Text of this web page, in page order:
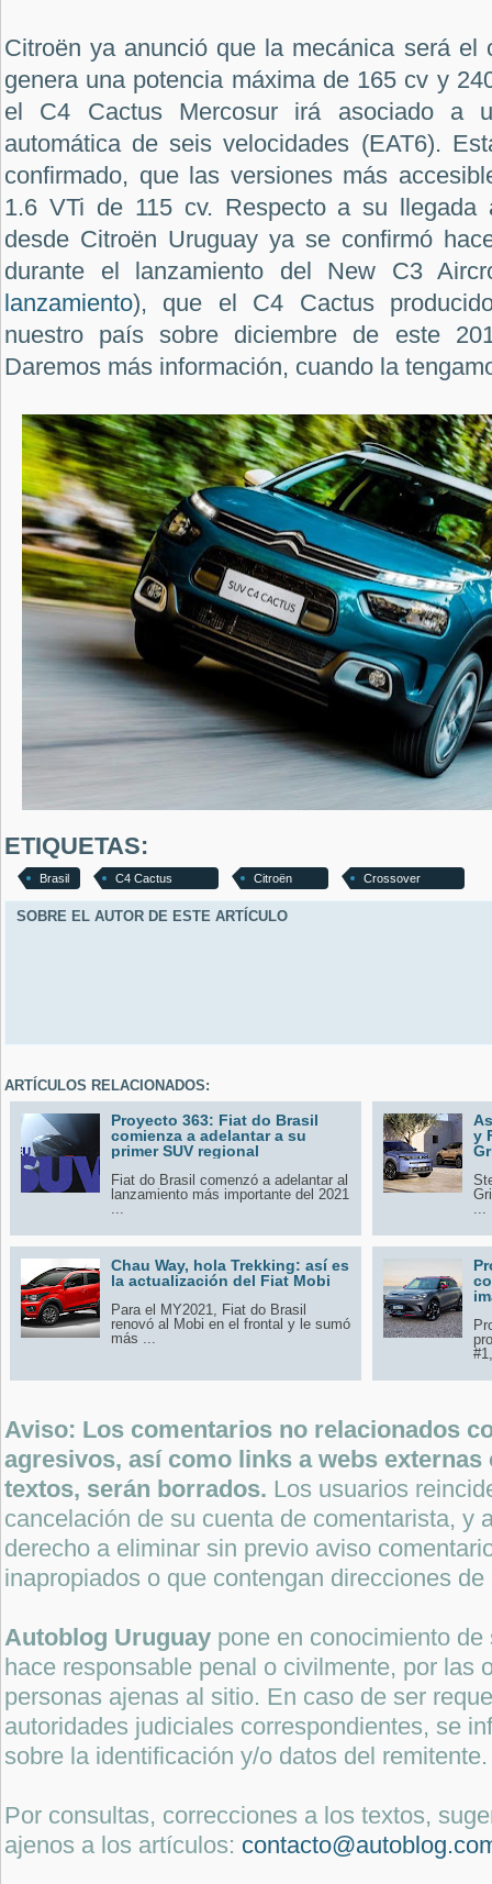
Citroën ya anunció que la mecánica será el
genera una potencia máxima de 165 cv y
el C4 Cactus Mercosur irá asociado a
automática de seis velocidades (EAT6).
confirmado, que las versiones más
1.6 VTi de 115 cv. Respecto a su llegada
desde Citroën Uruguay ya se confirmó
durante el lanzamiento del New C3
lanzamiento), que el C4 Cactus
nuestro país sobre diciembre de este
Daremos más información, cuando la
ETIQUETAS:
Brasil C4 Cactus Citroën Crossover
SOBRE EL AUTOR DE ESTE ARTÍCULO
ARTÍCULOS RELACIONADOS:
Proyecto 363: Fiat do Brasil
comienza a adelantar a su
primer SUV regional
Fiat do Brasil comenzó a adelantar al
lanzamiento más importante del 2021
y
Chau Way, hola Trekking: así es
la actualización del Fiat Mobi
Para el MY2021, Fiat do Brasil
renovó al Mobi en el frontal y le sumó
más ...
Aviso: Los comentarios no relacionados
agresivos, así como links a webs
textos, serán borrados. Los usuarios
cancelación de su cuenta de comentarista, y
derecho a eliminar sin previo aviso
inapropiados o que contengan direcciones
Autoblog Uruguay pone en conocimiento
hace responsable penal o civilmente, por las
personas ajenas al sitio. En caso de ser
autoridades judiciales correspondientes, se
sobre la identificación y/o datos del remitente.
Por consultas, correcciones a los textos,
ajenos a los artículos: